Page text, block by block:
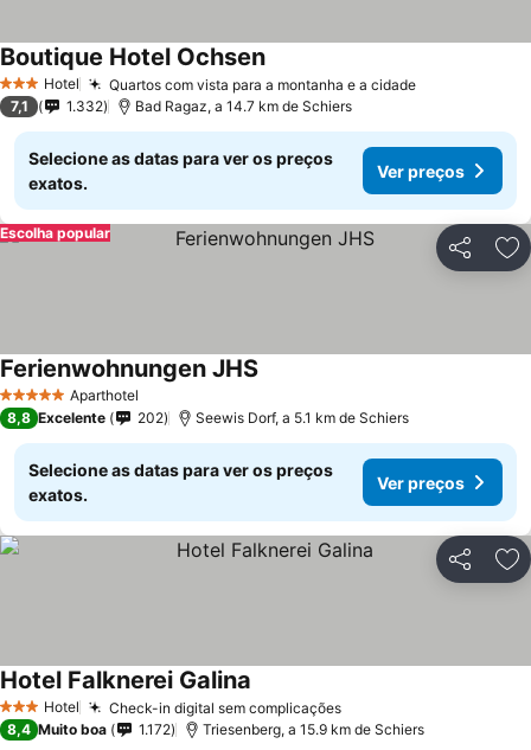
3 EstrelasHotel Quartos com vista para a montanha e a cidade
Boutique Hotel Ochsen
7,1 1.332 Bad Ragaz, a 14.7 km de Schiers
Selecione as datas para ver os preços
exatos.
Ver preços
Partilhar
Escolha popular
5 Estrelas Aparthotel
Ferienwohnungen JHS
8,8 Excelente 202 Seewis Dorf, a 5.1 km de Schiers
Selecione as datas para ver os preços
exatos.
Ver preços
Partilhar
3 EstrelasHotel Check-in digital sem complicações
Hotel Falknerei Galina
8,4 Muito boa 1.172 Triesenberg, a 15.9 km de Schiers